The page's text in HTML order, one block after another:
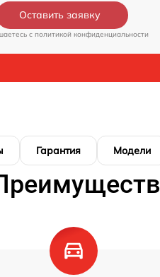
Оставить заявку
c политикой конфиденциальности
Гарантия Модели